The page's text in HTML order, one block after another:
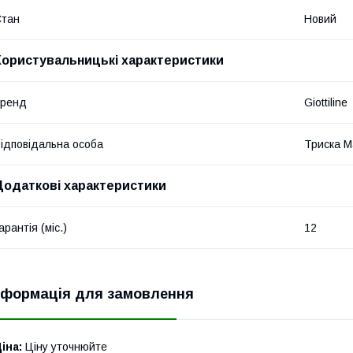
Новий
характеристики
Giottiline
особа Триска
характеристики
(міс.) 12
для замовлення
Ціну уточнюйте